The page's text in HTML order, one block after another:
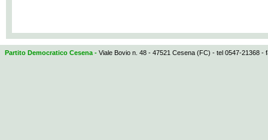
Partito Democratico Cesena - Viale Bovio n. 48 - 47521 Cesena (FC) - tel 0547-21368 -